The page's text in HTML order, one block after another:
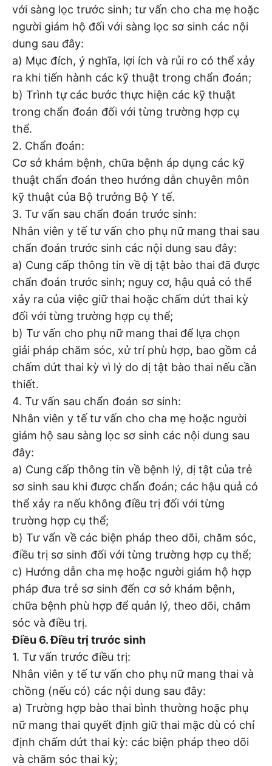
với sàng lọc trước sinh; tư vấn cho cha mẹ hoặc
người giám hộ đối với sàng lọc sơ sinh các nội
dung sau đây:
a) Mục đích, ý nghĩa, lợi ích và rủi ro có thể xảy
ra khi tiến hành các kỹ thuật trong chẩn đoán;
b) Trình tự các bước thực hiện các kỹ thuật
trong chẩn đoán đối với từng trường hợp cụ
thể.
2. Chẩn đoán:
Cơ sở khám bệnh, chữa bệnh áp dụng các kỹ
thuật chẩn đoán theo hướng dẫn chuyên môn
kỹ thuật của Bộ trưởng Bộ Y tế.
3. Tư vấn sau chẩn đoán trước sinh:
Nhân viên y tế tư vấn cho phụ nữ mang thai sau
chẩn đoán trước sinh các nội dung sau đây:
a) Cung cấp thông tin về dị tật bào thai đã được
chẩn đoán trước sinh; nguy cơ, hậu quả có thể
xảy ra của việc giữ thai hoặc chấm dứt thai kỳ
đối với từng trường hợp cụ thể;
b) Tư vấn cho phụ nữ mang thai để lựa chọn
giải pháp chăm sóc, xử trí phù hợp, bao gồm cả
chấm dứt thai kỳ vì lý do dị tật bào thai nếu cần
thiết.
4. Tư vấn sau chẩn đoán sơ sinh:
Nhân viên y tế tư vấn cho cha mẹ hoặc người
giám hộ sau sàng lọc sơ sinh các nội dung sau
đây:
a) Cung cấp thông tin về bệnh lý, dị tật của trẻ
sơ sinh sau khi được chẩn đoán; các hậu quả có
thể xảy ra nếu không điều trị đối với từng
trường hợp cụ thể;
b) Tư vấn về các biện pháp theo dõi, chăm sóc,
điều trị sơ sinh đối với từng trường hợp cụ thể;
c) Hướng dẫn cha mẹ hoặc người giám hộ hợp
pháp đưa trẻ sơ sinh đến cơ sở khám bệnh,
chữa bệnh phù hợp để quản lý, theo dõi, chăm
sóc và điều trị.
Điều 6. Điều trị trước sinh
1. Tư vấn trước điều trị:
Nhân viên y tế tư vấn cho phụ nữ mang thai và
chồng (nếu có) các nội dung sau đây:
a) Trường hợp bào thai bình thường hoặc phụ
nữ mang thai quyết định giữ thai mặc dù có chỉ
định chấm dứt thai kỳ: các biện pháp theo dõi
và chăm sóc thai kỳ;